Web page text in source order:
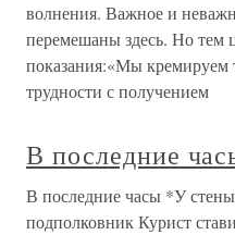
волнения. Важное и
перемешаны здесь. Но тем
показания:«Мы кремируем
трудности с получением
В последние
В последние часы *У стены
подполковник Курист